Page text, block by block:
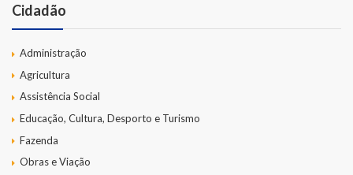
Cidadão
Administração
Agricultura
Assistência Social
Educação, Cultura, Desporto e Turismo
Fazenda
Obras e Viação